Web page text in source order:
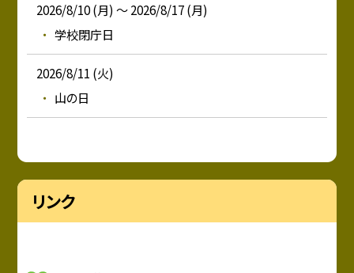
2026/8/10 (月) ～ 2026/8/17 (月)
学校閉庁日
2026/8/11 (火)
山の日
リンク